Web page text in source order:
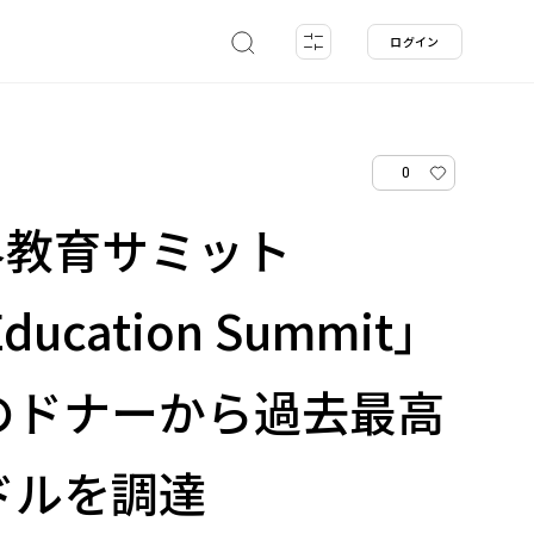
ログイン
0
育サミット
Summit」
ナーから過去最高
を調達